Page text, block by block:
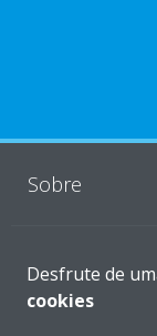
Sobre
Soluções
Desfrute de
cookies